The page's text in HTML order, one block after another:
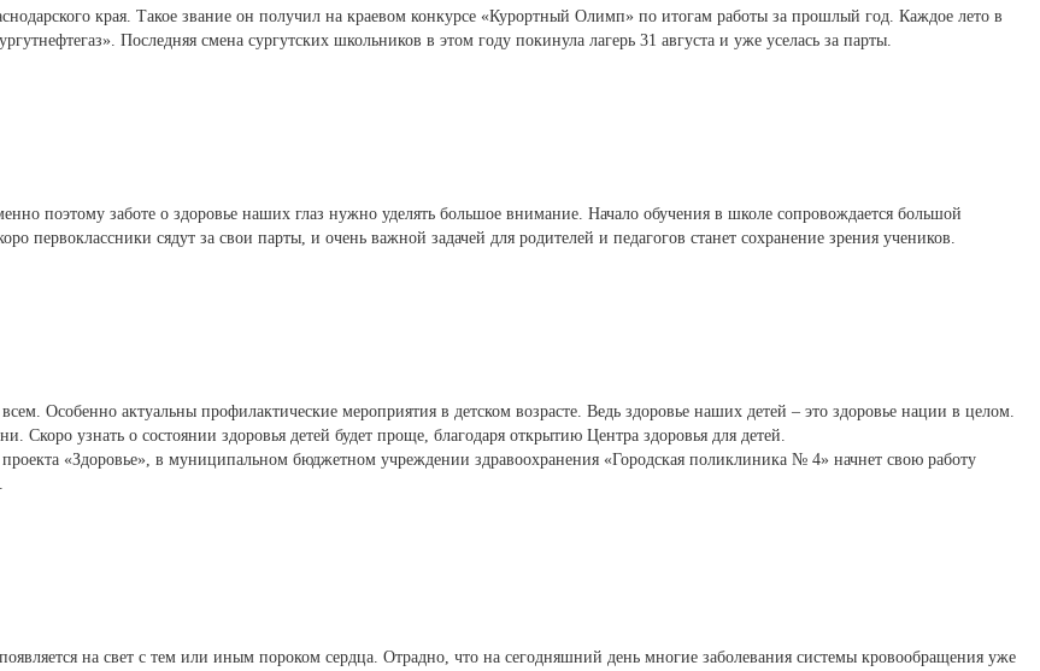
края. Такое звание он получил на краевом конкурсе «Курортный Олимп» по итогам работы за прошлый год. Каждое лето в
Последняя смена сургутских школьников в этом году покинула лагерь 31 августа и уже уселась за парты.
поэтому заботе о здоровье наших глаз нужно уделять большое внимание. Начало обучения в школе сопровождается большой
первоклассники сядут за свои парты, и очень важной задачей для родителей и педагогов станет сохранение зрения учеников.
Особенно актуальны профилактические мероприятия в детском возрасте. Ведь здоровье наших детей – это здоровье нации в целом.
Скоро узнать о состоянии здоровья детей будет проще, благодаря открытию Центра здоровья для детей.
«Здоровье», в муниципальном бюджетном учреждении здравоохранения «Городская поликлиника № 4» начнет свою работу
на свет с тем или иным пороком сердца. Отрадно, что на сегодняшний день многие заболевания системы кровообращения уже